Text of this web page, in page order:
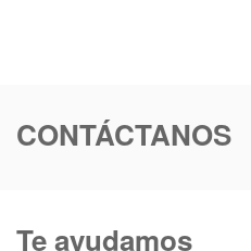
CONTÁCTANOS
Te ayudamos